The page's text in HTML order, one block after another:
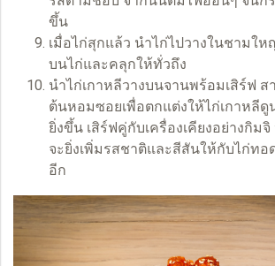
ขึ้น
เมื่อไก่สุกแล้ว นำไก่ไปวางในชามใ
บนไก่และคลุกให้ทั่วถึง
นำไก่เกาหลีวางบนจานพร้อมเสิร์ฟ ส
ต้นหอมซอยเพื่อตกแต่งให้ไก่เกาหลี
ยิ่งขึ้น เสิร์ฟคู่กับเครื่องเคียงอย่างกิม
จะยิ่งเพิ่มรสชาติและสีสันให้กับไก่ทอ
อีก